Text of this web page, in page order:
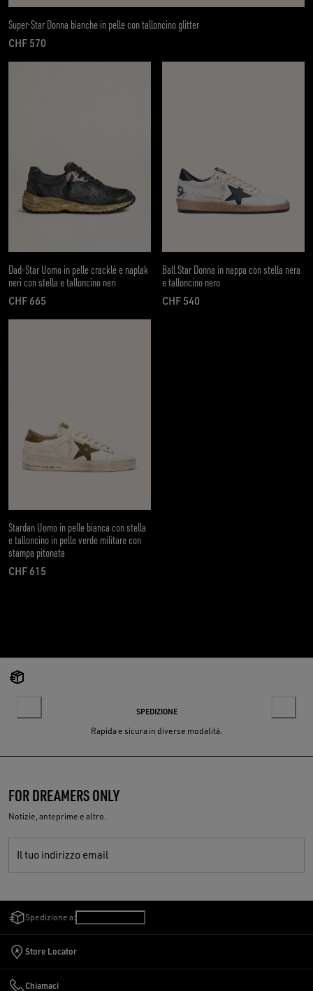
Super-Star Donna bianche in pelle con talloncino glitter
CHF 570
prezzo attuale CHF 570
Dad-Star Uomo in pelle cracklè e naplak
neri con stella e talloncino neri
CHF 665
prezzo attuale CHF 665
Ball Star Donna in nappa con stella nera
e talloncino nero
CHF 540
prezzo attuale CHF 540
Stardan Uomo in pelle bianca con stella
e talloncino in pelle verde militare con
stampa pitonata
CHF 615
prezzo attuale CHF 615
SPEDIZIONE
Rapida e sicura in diverse modalità.
FOR DREAMERS ONLY
Notizie, anteprime e altro.
Il tuo indirizzo email
Spedizione a:
Store Locator
Chiamaci